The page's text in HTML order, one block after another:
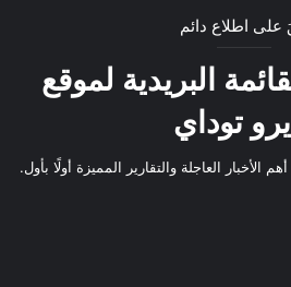
على اطلاع دائم
البريدية لموقع
توداي
العاجلة والتقارير المميزة أولًا بأول.